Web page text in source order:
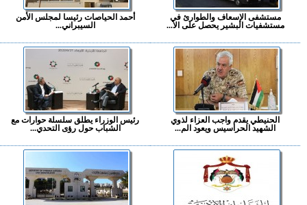
مستشفى الإسعاف والطوارئ في
مستشفيات البشير يحصل على الا...
أحمد الحياصات رئيسا لمجلس الأمن
السيبراني...
الحنيطي يقدم واجب العزاء لذوي
الشهيد الحراسيس ويعود الم...
رئيس الوزراء يطلق سلسلة حوارات مع
الشباب حول رؤى التحدي...